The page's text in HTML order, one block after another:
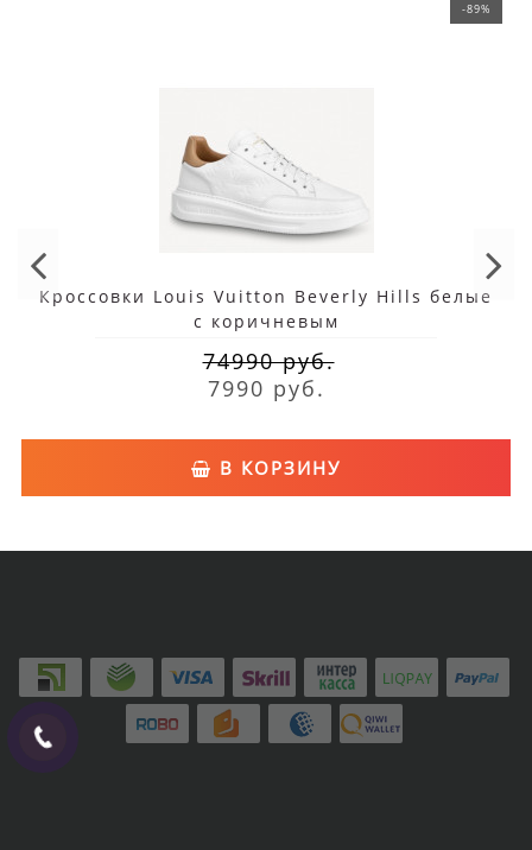
-89%
Кроссовки Louis Vuitton Beverly Hills белые
с коричневым
74990 руб.
7990 руб.
В КОРЗИНУ